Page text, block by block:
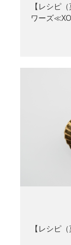
【レシピ
ワーズ
【レシピ